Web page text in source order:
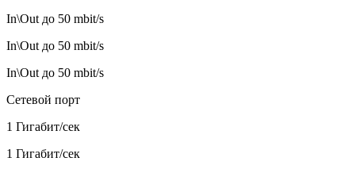
In\Out до 50 mbit/s
In\Out до 50 mbit/s
In\Out до 50 mbit/s
Сетевой порт
1 Гигабит/сек
1 Гигабит/сек